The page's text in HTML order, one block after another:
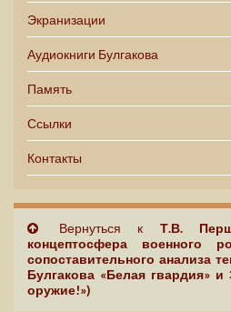
Экранизации
Аудиокниги Булгакова
Память
Ссылки
Контакты
Вернуться к Т.В.
концептосфера военного
сопоставительного анализа
Булгакова «Белая гвардия»
оружие!»)